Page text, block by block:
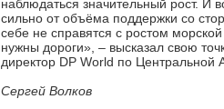
наблюдаться значительный рост. И
сильно от объёма поддержки со
себе не справятся с ростом
нужны дороги», – высказал свою
директор DP World по Центральной
Сергей Волков